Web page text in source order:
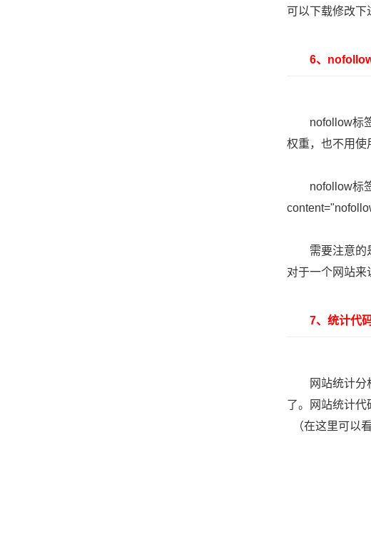
可以下载修改下
6、nofollow
nofollow标签
权重，也不用使
nofollow标签
需要注意的是
对于一个网站来
7、统计代
网站统计分析
了。网站统计代
（在这里可以